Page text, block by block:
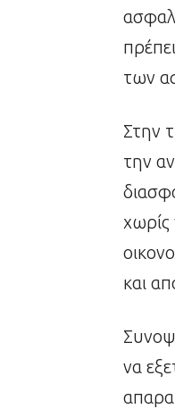
των
Στην
την
χωρίς
και
να